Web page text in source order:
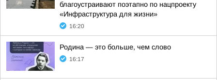
благоустраивают поэтапно по нацпроекту
«Инфраструктура для жизни»
16:20
Родина — это больше, чем слово
16:17